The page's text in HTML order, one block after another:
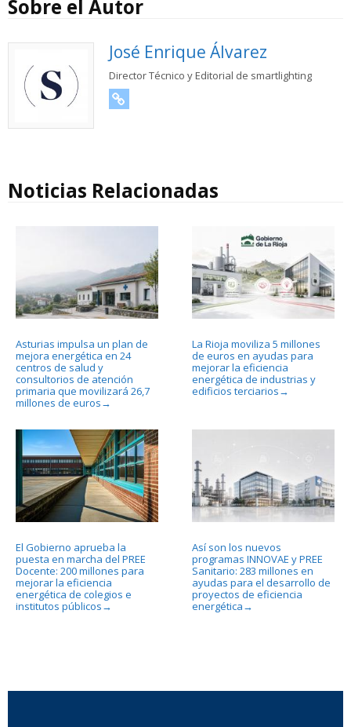
Sobre el Autor
José Enrique Álvarez
Director Técnico y Editorial de smartlighting
Noticias Relacionadas
Asturias impulsa un plan de
mejora energética en 24
centros de salud y
consultorios de atención
primaria que movilizará 26,7
millones de euros →
La Rioja moviliza 5 millones
de euros en ayudas para
mejorar la eficiencia
energética de industrias y
edificios terciarios →
El Gobierno aprueba la
puesta en marcha del PREE
Docente: 200 millones para
mejorar la eficiencia
energética de colegios e
institutos públicos →
Así son los nuevos
programas INNOVAE y PREE
Sanitario: 283 millones en
ayudas para el desarrollo de
proyectos de eficiencia
energética →